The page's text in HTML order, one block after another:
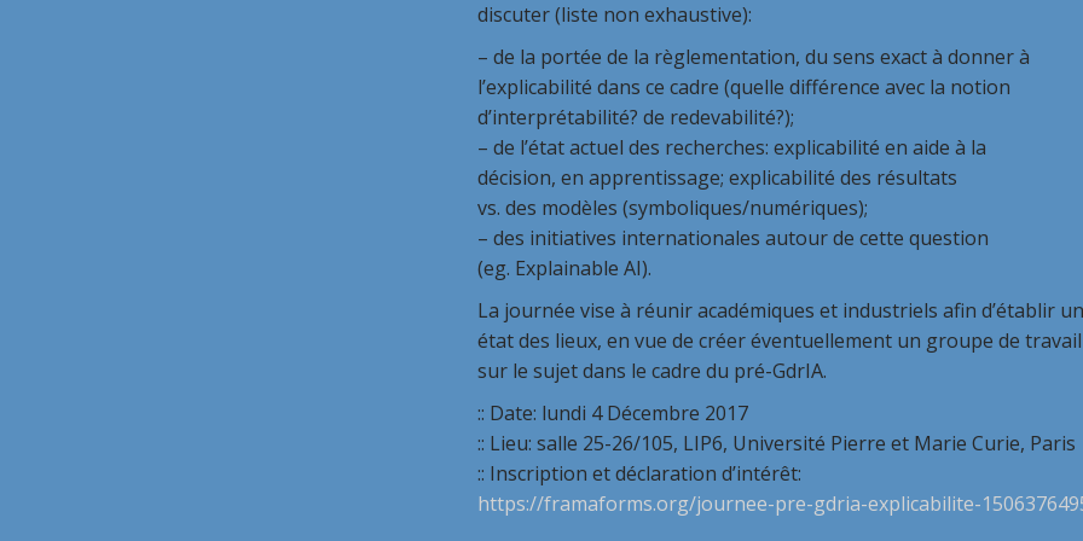
discuter (liste non exhaustive):
– de la portée de la règlementation, du sens exact à donner à
l’explicabilité dans ce cadre (quelle différence avec la notion
d’interprétabilité? de redevabilité?);
– de l’état actuel des recherches: explicabilité en aide à la
décision, en apprentissage; explicabilité des résultats
vs. des modèles (symboliques/numériques);
– des initiatives internationales autour de cette question
(eg. Explainable AI).
La journée vise à réunir académiques et industriels afin d’établir un
état des lieux, en vue de créer éventuellement un groupe de travail
sur le sujet dans le cadre du pré-GdrIA.
:: Date: lundi 4 Décembre 2017
:: Lieu: salle 25-26/105, LIP6, Université Pierre et Marie Curie, Paris
:: Inscription et déclaration d’intérêt:
https://framaforms.org/journee-pre-gdria-explicabilite-